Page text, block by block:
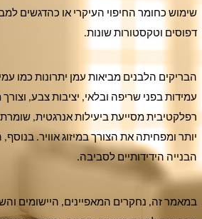
שימוש כחומר החיפוי העיקרי או כהדגשים
דפוסים וטקסטורות שונות.
הבריקים הלבנים מביאות עמן יתרונות כמו
עמידות בפני שריפה ובלאי, יציבות צבע,
רפלקטיבית מסייעת ביעילות אנרגטית,
יותר ומפחיתה את הצורך במיזוג אוויר.
הבנייה הידידותיים לסביבה.
במאמר זה, נחקרים המאפיינים, היישומים